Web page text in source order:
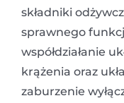
składniki
sprawnego
współdziałanie
krążenia oraz
zaburzenie